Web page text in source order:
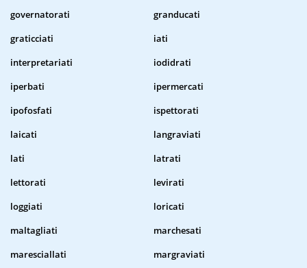
governatorati
granducati
graticciati
iati
interpretariati
iodidrati
iperbati
ipermercati
ipofosfati
ispettorati
laicati
langraviati
lati
latrati
lettorati
levirati
loggiati
loricati
maltagliati
marchesati
maresciallati
margraviati